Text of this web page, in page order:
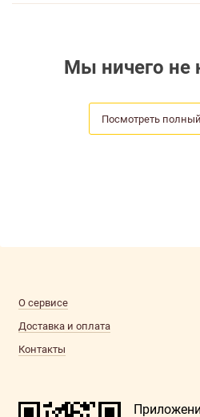
Мы ничего не
Посмотреть
О сервисе
Доставка и оплата
Контакты